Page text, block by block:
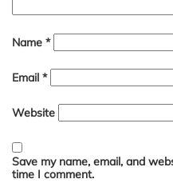
Name *
Email *
Website
Save my name, email, and
time I comment.